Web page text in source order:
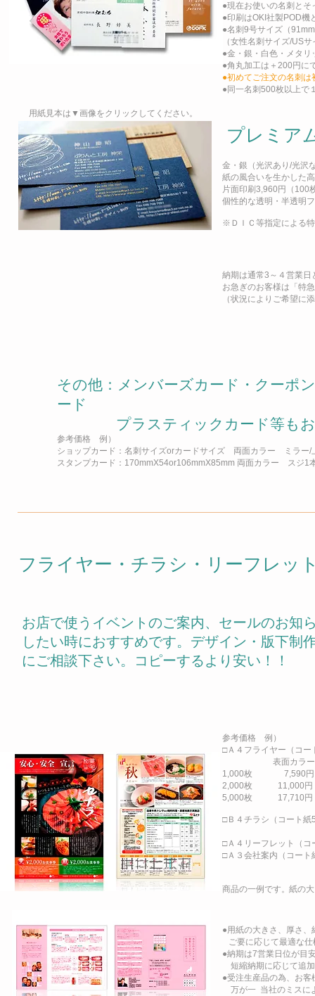
●現在お使いの名刺と
●印刷はOKI社製POD機
●名刺9号サイズ（
（女性名刺サイズ/US
●金・銀・白色・メタ
●角丸加工は＋200円に
●初めてご注文の名刺
●同一名刺500枚以上で
用紙見本は▼画像をクリックしてください。
プレミア
金・銀（光沢あり/光沢
紙の風合いを生かした
片面印刷3,960円（100
個性的な透明・半透明
※ＤＩＣ等指定による
納期は通常3～４営業日
お急ぎのお客様は「特
（状況によりご希望に
その他：メンバーズカード・クーポ
ード
プラスティックカード等もお
参考価格 例）
ショップカード：名刺サイズorカードサイズ 両面カラー ミラ
スタンプカード：170mmX54or106mmX85mm 両面カラー ス
参考価格 例）
□Ａ４フライヤー（コー
表面カラー/裏面
1,000枚 7,590円
2,000枚
5,000枚
□Ｂ４チラシ（コ
□Ａ４リーフレット（
□Ａ３会社案内（コ
フライヤー・チラシ・リーフレッ
●用紙の大きさ、厚さ
ご要に応じて最適な
●納期は7営業日位が目
短縮納期に応じて追
●受注生産品の為、お
万が一 当社のミスに
商品の一例です。 紙の
お店で使うイベントのご案内、セールのお知
したい時におすすめです。デザイン・版下制
にご相談下さい。コピーするより安い！！